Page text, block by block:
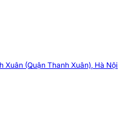
Xuân (Quận Thanh Xuân), Hà Nội